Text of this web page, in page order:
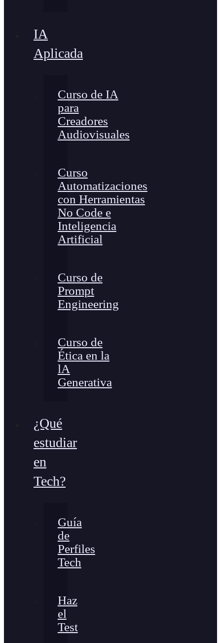
IA
Aplicada
Curso de IA
para
Creadores
Audiovisuales
Curso
Automatizaciones
con Herramientas
No Code e
Inteligencia
Artificial
Curso de
Prompt
Engineering
Curso de
Ética en la
lA
Generativa
¿Qué
estudiar
en
Tech?
Guía
de
Perfiles
Tech
Haz
el
Test